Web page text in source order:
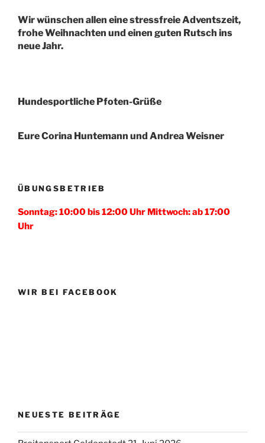
Wir wünschen allen eine stressfreie Adventszeit,
frohe Weihnachten und einen guten Rutsch ins
neue Jahr.
Hundesportliche Pfoten-Grüße
Eure Corina Huntemann und Andrea Weisner
ÜBUNGSBETRIEB
Sonntag: 10:00 bis 12:00 Uhr Mittwoch: ab 17:00
Uhr
WIR BEI FACEBOOK
NEUESTE BEITRÄGE